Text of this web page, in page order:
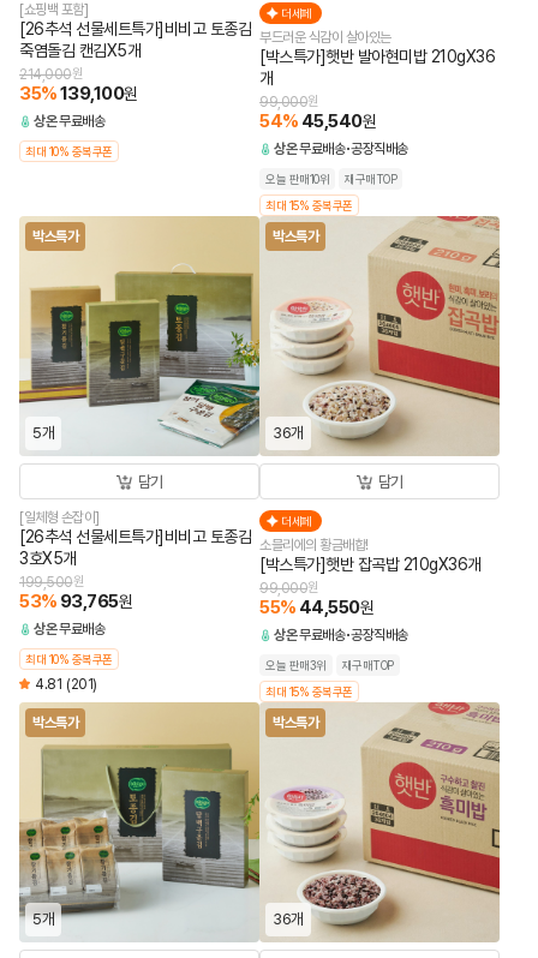
[쇼핑백 포함]
[26추석 선물세트특가]비비고 토종김
죽염돌김 캔김X5개
214,000원
35%139,100원
상온무료배송
최대 10% 중복쿠폰
더세페
부드러운 식감이 살아있는
[박스특가]햇반 발아현미밥 210gX36
개
99,000원
54% 45,540원
상온무료배송 공장직배송
오늘 판매10위
재구매TOP
최대 15% 중복쿠폰
박스특가
5개
담기
[일체형 손잡이]
[26추석 선물세트특가]비비고 토종김
3호X5개
199,500원
53% 93,765원
상온무료배송
최대 10% 중복쿠폰
4.81 (201)
박스특가
36개
담기
더세페
소믈리에의 황금배합!
[박스특가]햇반 잡곡밥 210gX36개
99,000원
55% 44,550원
상온무료배송 공장직배송
오늘 판매3위
재구매TOP
최대 15% 중복쿠폰
박스특가
5개
박스특가
36개